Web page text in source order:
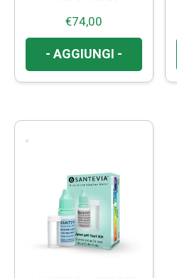
€74,00
- AGGIUNGI -